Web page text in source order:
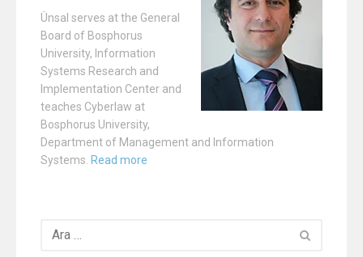
Ünsal serves at the General
Board of Bosphorus
University, Information
Systems Research and
Implementation Center and
teaches Cyberlaw at
Bosphorus University,
Department of Management and Information
Systems. Read more